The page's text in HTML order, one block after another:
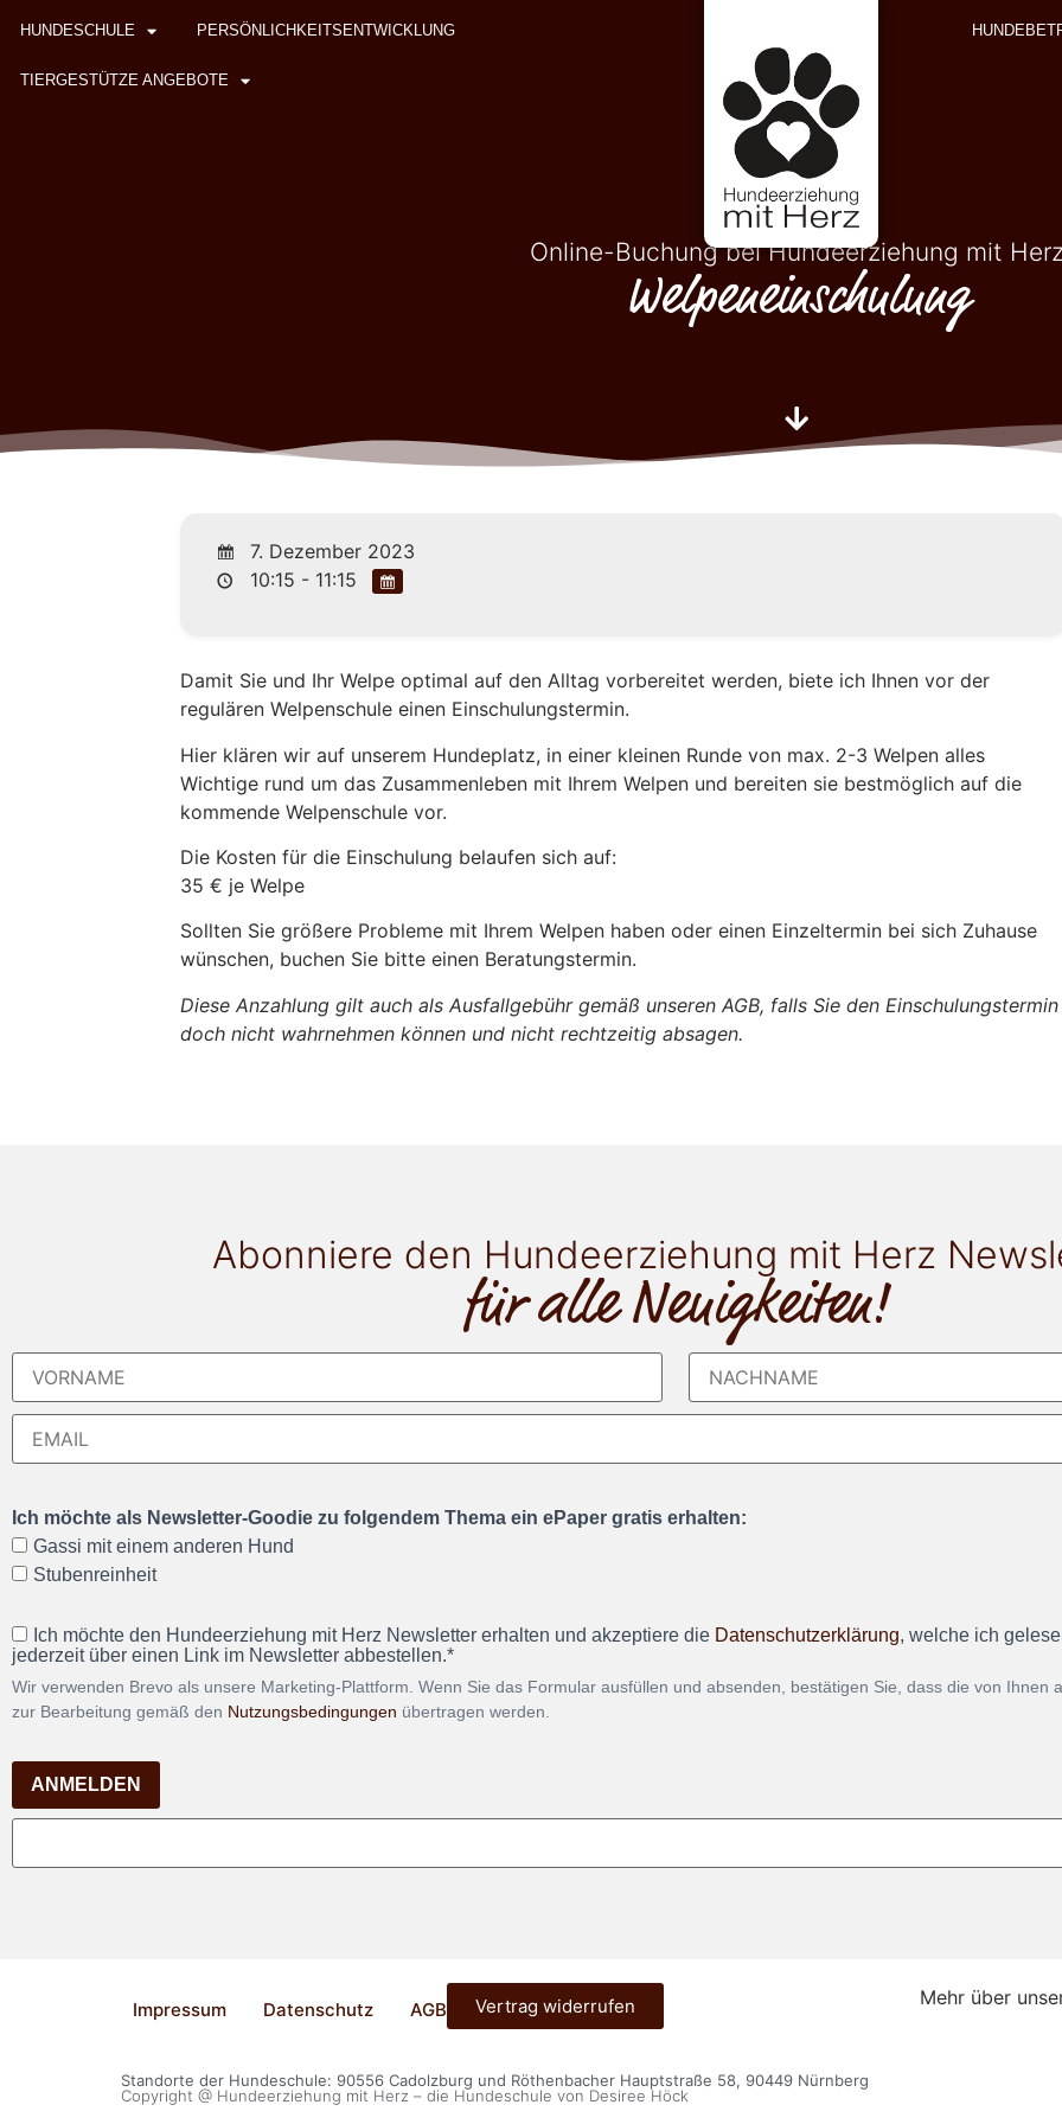
HUNDESCHULE PERSÖNLICHKEITSENTWICKLUNG
TIERGESTÜTZE ANGEBOTE
Online-Buchung bei Hundeerziehung mit Herz
Welpeneinschulung
7. Dezember 2023
10:15 - 11:15
Damit Sie und Ihr Welpe optimal auf den Alltag vorbereitet werden, biete ich Ihnen vor der
regulären Welpenschule einen Einschulungstermin.
Hier klären wir auf unserem Hundeplatz, in einer kleinen Runde von max. 2-3 Welpen alles
Wichtige rund um das Zusammenleben mit Ihrem Welpen und bereiten sie bestmöglich auf die
kommende Welpenschule vor.
Die Kosten für die Einschulung belaufen sich auf:
35 € je Welpe
Sollten Sie größere Probleme mit Ihrem Welpen haben oder einen Einzeltermin bei sich Zuhause
wünschen, buchen Sie bitte einen Beratungstermin.
Diese Anzahlung gilt auch als Ausfallgebühr gemäß unseren AGB, falls Sie den Einschulungstermin
doch nicht wahrnehmen können und nicht rechtzeitig absagen.
Abonniere den Hundeerziehung mit Herz
für alle Neuigkeiten!
Ich möchte als Newsletter-Goodie zu folgendem Thema ein ePaper gratis erhalten:
Gassi mit einem anderen Hund
Stubenreinheit
Ich möchte den Hundeerziehung mit Herz Newsletter erhalten und akzeptiere die Datenschutzerklärung, welche ich
jederzeit über einen Link im Newsletter abbestellen.*
Wir verwenden Brevo als unsere Marketing-Plattform. Wenn Sie das Formular ausfüllen und absenden, bestätigen Sie, dass die von Ihnen
zur Bearbeitung gemäß den Nutzungsbedingungen übertragen werden.
ANMELDEN
Impressum Datenschutz AGB Vertrag widerrufen Mehr über
Standorte der Hundeschule: 90556 Cadolzburg und Röthenbacher Hauptstraße 58, 90449 Nürnberg
Copyright @ Hundeerziehung mit Herz – die Hundeschule von Desiree Höck